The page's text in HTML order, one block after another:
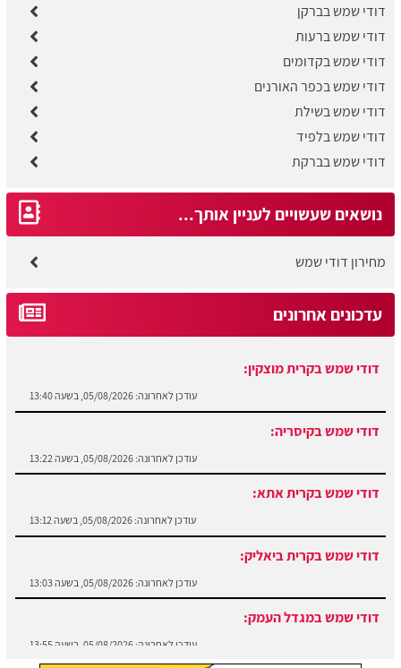
דודי שמש בברקן
דודי שמש ברעות
דודי שמש בקדומים
דודי שמש בכפר האורנים
דודי שמש בשילת
דודי שמש בלפיד
דודי שמש בברקת
נושאים שעשויים לעניין אותך...
מחירון דודי שמש
עדכונים אחרונים
דודי שמש בקרית מוצקין:
עודכן לאחרונה: 05/08/2026, בשעה 13:40
דודי שמש בקיסריה:
עודכן לאחרונה: 05/08/2026, בשעה 13:22
דודי שמש בקרית אתא:
עודכן לאחרונה: 05/08/2026, בשעה 13:12
דודי שמש בקרית ביאליק:
עודכן לאחרונה: 05/08/2026, בשעה 13:03
דודי שמש במגדל העמק:
עודכן לאחרונה: 05/08/2026, בשעה 13:55